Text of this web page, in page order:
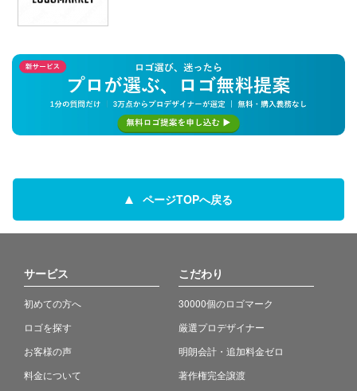
ページTOPへ戻る
サービス
初めての方へ
ロゴを探す
お客様の声
料金について
こだわり
30000個のロゴマーク
厳選プロデザイナー
明朗会計・追加料金ゼロ
著作権完全譲渡